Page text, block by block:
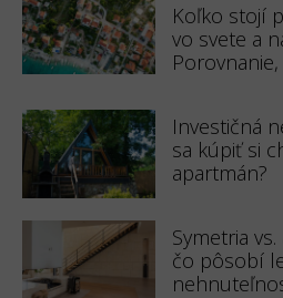
Koľko stojí
vo svete a
Investičná
sa kúpiť si
apartmán?
Symetria
čo pôsobí